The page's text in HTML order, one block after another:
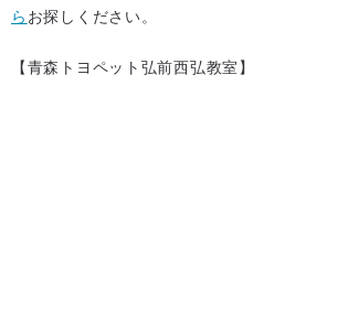
ら お探しください。
【青森トヨペット弘前西弘教室】